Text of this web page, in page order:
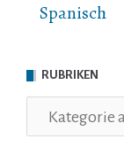
Spanisch
RUBRIKEN
Rubriken